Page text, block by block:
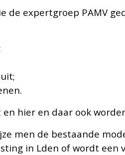
de expertgroep PAMV
hier en daar ook
men de bestaande
in Lden of wordt een